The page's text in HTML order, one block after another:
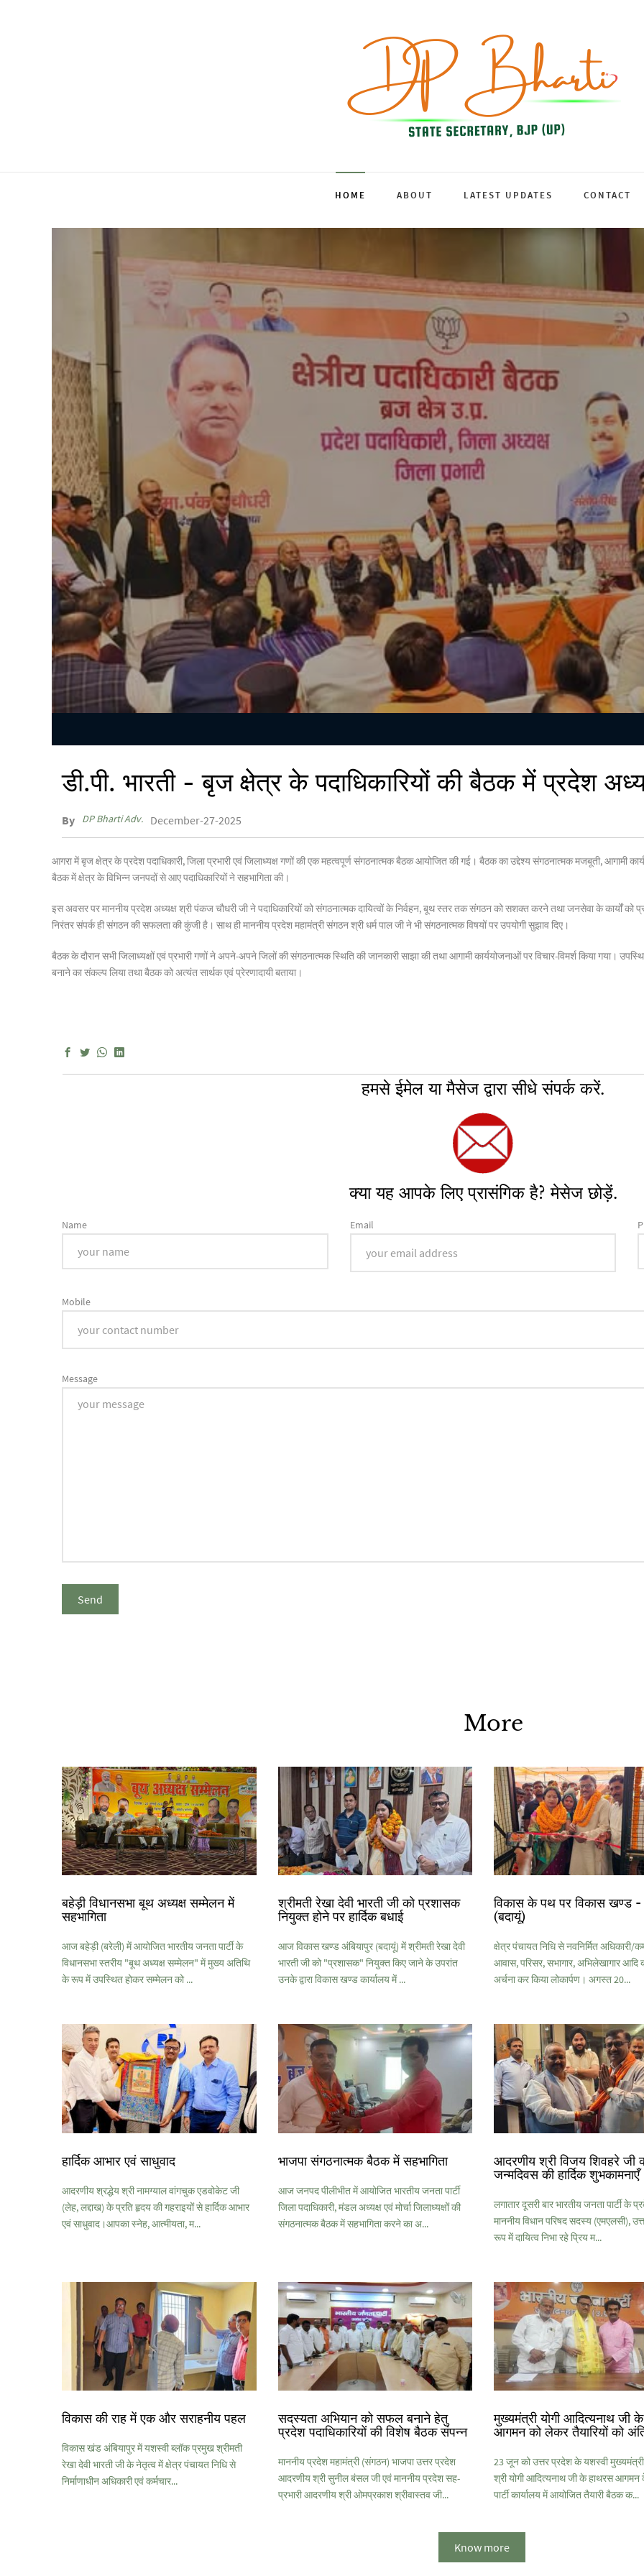
HOME ABOUT LATEST UPDATES CONTACT
डी.पी. भारती - बृज क्षेत्र के पदाधिकारियों की बैठक में प्रदेश
By DP Bharti Adv. December-27-2025
आगरा में बृज क्षेत्र के प्रदेश पदाधिकारी, जिला प्रभारी एवं जिलाध्यक्ष गणों की एक महत्वपूर्ण संगठनात्मक बैठक आयोजित की गई। बैठक का उद्देश्य संगठनात्मक मजबूती, आगामी
बैठक में क्षेत्र के विभिन्न जनपदों से आए पदाधिकारियों ने सहभागिता की।
इस अवसर पर माननीय प्रदेश अध्यक्ष श्री पंकज चौधरी जी ने पदाधिकारियों को संगठनात्मक दायित्वों के निर्वहन, बूथ स्तर तक संगठन को सशक्त करने तथा जनसेवा के कार्यों को
निरंतर संपर्क ही संगठन की सफलता की कुंजी है। साथ ही माननीय प्रदेश महामंत्री संगठन श्री धर्म पाल जी ने भी संगठनात्मक विषयों पर उपयोगी सुझाव दिए।
बैठक के दौरान सभी जिलाध्यक्षों एवं प्रभारी गणों ने अपने-अपने जिलों की संगठनात्मक स्थिति की जानकारी साझा की तथा आगामी कार्ययोजनाओं पर विचार-विमर्श किया गया।
बनाने का संकल्प लिया तथा बैठक को अत्यंत सार्थक एवं प्रेरणादायी बताया।
हमसे ईमेल या मैसेज द्वारा सीधे संपर्क करें.
क्या यह आपके लिए प्रासंगिक है? मेसेज छोड़ें.
Name Email
Mobile
Message
More
बहेड़ी विधानसभा बूथ अध्यक्ष सम्मेलन में
सहभागिता
आज बहेड़ी (बरेली) में आयोजित भारतीय जनता पार्टी के
विधानसभा स्तरीय "बूथ अध्यक्ष सम्मेलन" में मुख्य अतिथि
के रूप में उपस्थित होकर सम्मेलन को ...
श्रीमती रेखा देवी भारती जी को प्रशासक
नियुक्त होने पर हार्दिक बधाई
आज विकास खण्ड अंबियापुर (बदायूं) में श्रीमती रेखा देवी
भारती जी को "प्रशासक" नियुक्त किए जाने के उपरांत
उनके द्वारा विकास खण्ड कार्यालय में ...
विकास के पथ पर विकास खण्ड -
(बदायूं)
क्षेत्र पंचायत निधि से नवनिर्मित अधिकारी/
आवास, परिसर, सभागार, अभिलेखागार आदि
अर्चना कर किया लोकार्पण। अगस्त 20...
हार्दिक आभार एवं साधुवाद
आदरणीय श्रद्धेय श्री नामग्याल वांगचुक एडवोकेट जी
(लेह, लद्दाख) के प्रति हृदय की गहराइयों से हार्दिक आभार
एवं साधुवाद।आपका स्नेह, आत्मीयता, म...
भाजपा संगठनात्मक बैठक में सहभागिता
आज जनपद पीलीभीत में आयोजित भारतीय जनता पार्टी
जिला पदाधिकारी, मंडल अध्यक्ष एवं मोर्चा जिलाध्यक्षों की
संगठनात्मक बैठक में सहभागिता करने का अ...
आदरणीय श्री विजय शिवहरे जी
जन्मदिवस की हार्दिक शुभकामनाएँ
लगातार दूसरी बार भारतीय जनता पार्टी के
माननीय विधान परिषद सदस्य (एमएलसी),
रूप में दायित्व निभा रहे प्रिय म...
विकास की राह में एक और सराहनीय पहल
विकास खंड अंबियापुर में यशस्वी ब्लॉक प्रमुख श्रीमती
रेखा देवी भारती जी के नेतृत्व में क्षेत्र पंचायत निधि से
निर्माणाधीन अधिकारी एवं कर्मचार...
सदस्यता अभियान को सफल बनाने हेतु
प्रदेश पदाधिकारियों की विशेष बैठक संपन्न
माननीय प्रदेश महामंत्री (संगठन) भाजपा उत्तर प्रदेश
आदरणीय श्री सुनील बंसल जी एवं माननीय प्रदेश सह-
प्रभारी आदरणीय श्री ओमप्रकाश श्रीवास्तव जी...
मुख्यमंत्री योगी आदित्यनाथ जी
आगमन को लेकर तैयारियों को
23 जून को उत्तर प्रदेश के यशस्वी
श्री योगी आदित्यनाथ जी के हाथरस
पार्टी कार्यालय में आयोजित तैयारी बैठक क...
Know more